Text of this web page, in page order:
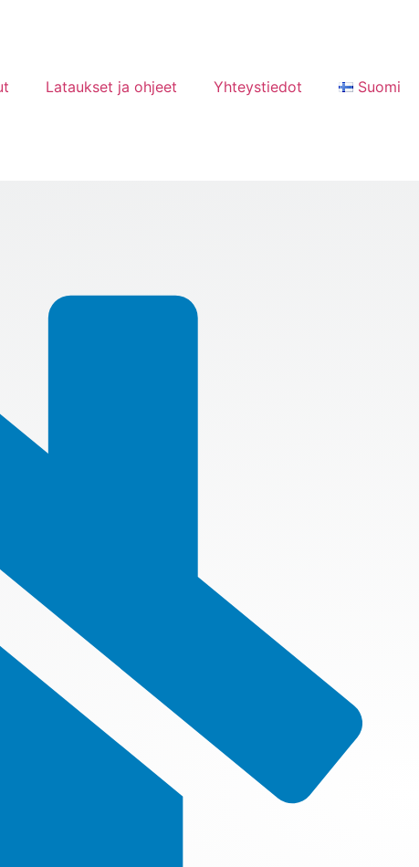
Lataukset ja ohjeet Yhteystiedot Suomi